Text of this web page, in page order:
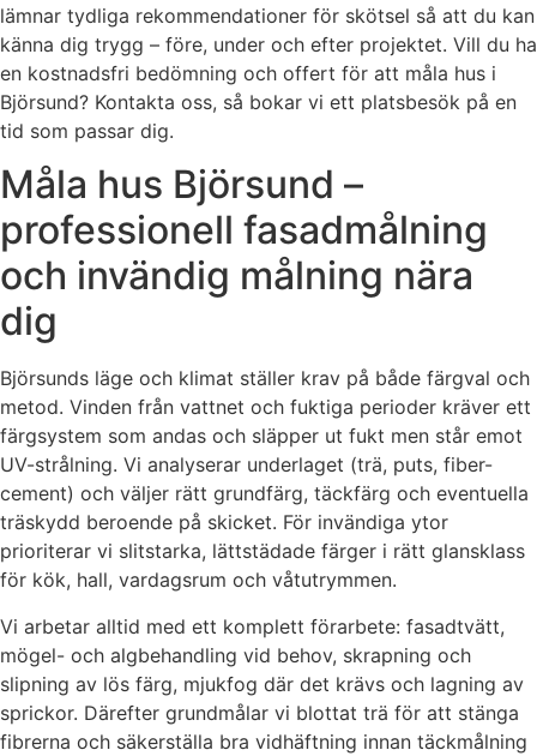
lämnar tydliga rekommendationer för skötsel så att du kan
känna dig trygg – före, under och efter projektet. Vill du ha
en kostnadsfri bedömning och offert för att måla hus i
Björsund? Kontakta oss, så bokar vi ett platsbesök på en
tid som passar dig.
Måla hus Björsund –
professionell fasadmålning
och invändig målning nära
dig
Björsunds läge och klimat ställer krav på både färgval och
metod. Vinden från vattnet och fuktiga perioder kräver ett
färgsystem som andas och släpper ut fukt men står emot
UV-strålning. Vi analyserar underlaget (trä, puts, fiber-
cement) och väljer rätt grundfärg, täckfärg och eventuella
träskydd beroende på skicket. För invändiga ytor
prioriterar vi slitstarka, lättstädade färger i rätt glansklass
för kök, hall, vardagsrum och våtutrymmen.
Vi arbetar alltid med ett komplett förarbete: fasadtvätt,
mögel- och algbehandling vid behov, skrapning och
slipning av lös färg, mjukfog där det krävs och lagning av
sprickor. Därefter grundmålar vi blottat trä för att stänga
fibrerna och säkerställa bra vidhäftning innan täckmålning